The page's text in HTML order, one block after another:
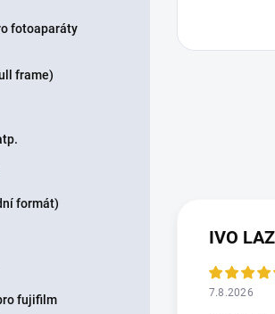
fotoaparáty
frame)
formát)
fujifilm
IVO
7.8.2026